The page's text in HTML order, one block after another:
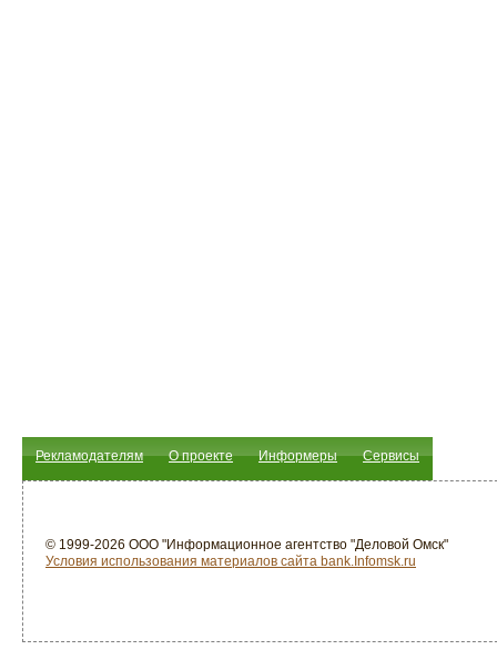
Рекламодателям О проекте Информеры Сервисы
© 1999-2026 ООО "Информационное агентство "Деловой Омск"
Условия использования материалов сайта bank.Infomsk.ru